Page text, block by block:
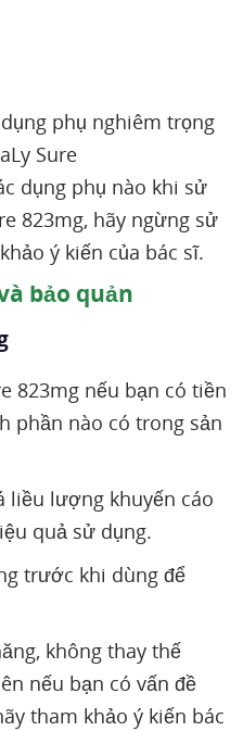
phụ nghiêm trọng
Sure
dụng phụ nào khi sử
823mg, hãy ngừng sử
ý kiến của bác sĩ.
bảo quản
823mg nếu bạn có tiền
phần nào có trong sản
liều lượng khuyến cáo
quả sử dụng.
trước khi dùng để
không thay thế
nếu bạn có vấn đề
tham khảo ý kiến bác